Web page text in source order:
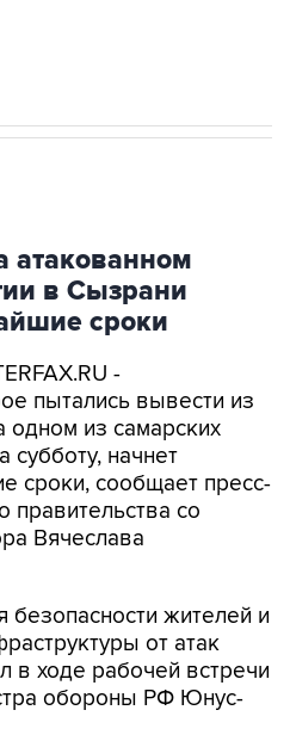
атакованном
в Сызрани
сроки
-
пытались вывести из
одном из самарских
субботу, начнет
сроки, сообщает пресс-
правительства со
Вячеслава
жителей и
от атак
в ходе рабочей встречи
обороны РФ Юнус-